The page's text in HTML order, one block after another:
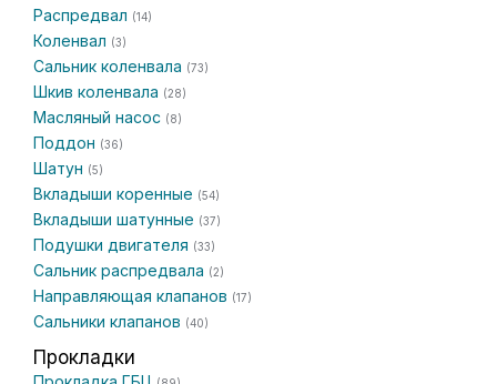
Распредвал (14)
Коленвал (3)
Сальник коленвала (73)
Шкив коленвала (28)
Масляный насос (8)
Поддон (36)
Шатун (5)
Вкладыши коренные (54)
Вкладыши шатунные (37)
Подушки двигателя (33)
Сальник распредвала (2)
Направляющая клапанов (17)
Сальники клапанов (40)
Прокладки